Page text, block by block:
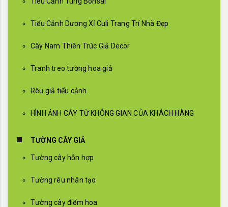
Tiểu Cảnh Dương Xỉ Culi Trang Trí Nhà Đẹp
Cây Nam Thiên Trúc Giả Decor
Tranh treo tường hoa giả
Rêu giả tiểu cảnh
HÌNH ẢNH CÂY TỪ KHÔNG GIAN CỦA KHÁCH HÀNG
TƯỜNG CÂY GIẢ
Tường cây hỗn hợp
Tường rêu nhân tạo
Tường cây điểm hoa